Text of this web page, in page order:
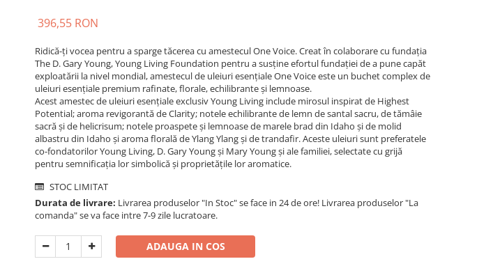
396,55 RON
Ridică-ți vocea pentru a sparge tăcerea cu amestecul One Voice. Creat în colaborare cu fundația
The D. Gary Young, Young Living Foundation pentru a susține efortul fundației de a pune capăt
exploatării la nivel mondial, amestecul de uleiuri esențiale One Voice este un buchet complex de
uleiuri esențiale premium rafinate, florale, echilibrante și lemnoase.
Acest amestec de uleiuri esențiale exclusiv Young Living include mirosul inspirat de Highest
Potential; aroma revigorantă de Clarity; notele echilibrante de lemn de santal sacru, de tămâie
sacră și de helicrisum; notele proaspete și lemnoase de marele brad din Idaho și de molid
albastru din Idaho și aroma florală de Ylang Ylang și de trandafir. Aceste uleiuri sunt preferatele
co-fondatorilor Young Living, D. Gary Young și Mary Young și ale familiei, selectate cu grijă
pentru semnificația lor simbolică și proprietățile lor aromatice.
STOC LIMITAT
Durata de livrare: Livrarea produselor "In Stoc" se face in 24 de ore! Livrarea produselor "La
comanda" se va face intre 7-9 zile lucratoare.
ADAUGA IN COS